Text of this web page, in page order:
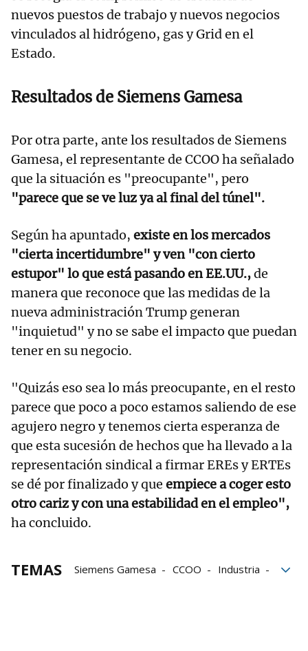
nuevos puestos de trabajo y nuevos negocios
vinculados al hidrógeno, gas y Grid en el
Estado.
Resultados de Siemens Gamesa
Por otra parte, ante los resultados de Siemens
Gamesa, el representante de CCOO ha señalado
que la situación es "preocupante", pero
"parece que se ve luz ya al final del túnel".
Según ha apuntado, existe en los mercados
"cierta incertidumbre" y ven "con cierto
estupor" lo que está pasando en EE.UU.,de
manera que reconoce que las medidas de la
nueva administración Trump generan
"inquietud" y no se sabe el impacto que puedan
tener en su negocio.
"Quizás eso sea lo más preocupante, en el resto
parece que poco a poco estamos saliendo de ese
agujero negro y tenemos cierta esperanza de
que esta sucesión de hechos que ha llevado a la
representación sindical a firmar EREs y ERTEs
se dé por finalizado y que empiece a coger esto
otro cariz y con una estabilidad en el empleo",
ha concluido.
TEMAS Siemens Gamesa CCOO
Industria